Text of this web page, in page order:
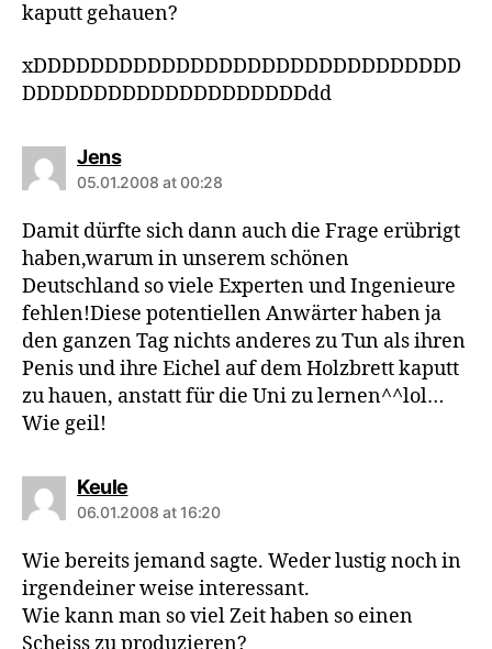
kaputt gehauen?
xDDDDDDDDDDDDDDDDDDDDDDDDDDDDDD
DDDDDDDDDDDDDDDDDDDDdd
Jenssays:
05.01.2008 at 00:28
Damit dürfte sich dann auch die Frage erübrigt
haben,warum in unserem schönen
Deutschland so viele Experten und Ingenieure
fehlen!Diese potentiellen Anwärter haben ja
den ganzen Tag nichts anderes zu Tun als ihren
Penis und ihre Eichel auf dem Holzbrett kaputt
zu hauen, anstatt für die Uni zu lernen^^lol…
Wie geil!
Keulesays:
06.01.2008 at 16:20
Wie bereits jemand sagte. Weder lustig noch in
irgendeiner weise interessant.
Wie kann man so viel Zeit haben so einen
Scheiss zu produzieren?